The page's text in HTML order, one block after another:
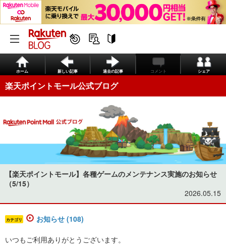
ホーム 新しい記事 過去の記事 コメント シェア
楽天ポイントモール公式ブログ
【楽天ポイントモール】各種ゲームのメンテナンス実施のお知らせ
（5/15）
2026.05.15
カテゴリ お知らせ (108)
いつもご利用ありがとうございます。